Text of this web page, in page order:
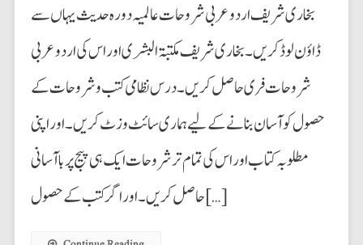
بخاری شریف اردو عربی شروحات عالمیہ دورہ حدیث یہاں سے
ڈاؤن لوڈ کریں۔ بخاری شریف مکتبۃ البشری اوراس کی اردوعربی
شروحات فری حاصل کریں۔ درس نظامی کتب وشروحات کے
حصول کو آسان بنانے کے لیے ہماری سائٹ وزٹ کریں۔ اوراپنی
مطلوبہ کتاب اوراس کی تمام ترشروحات ایک ہی پیج پرباآسانی
حاصل کریں۔ اوراگرکتب کے حصول […]